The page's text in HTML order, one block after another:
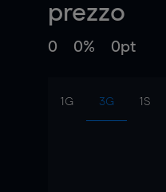
prezzo
0 0% 0pt
1G 3G 1S